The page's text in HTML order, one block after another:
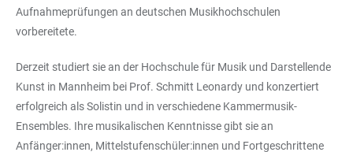
Aufnahmeprüfungen an deutschen Musikhochschulen
vorbereitete.
Derzeit studiert sie an der Hochschule für Musik und Darstellende
Kunst in Mannheim bei Prof. Schmitt Leonardy und konzertiert
erfolgreich als Solistin und in verschiedene Kammermusik-
Ensembles. Ihre musikalischen Kenntnisse gibt sie an
Anfänger:innen, Mittelstufenschüler:innen und Fortgeschrittene